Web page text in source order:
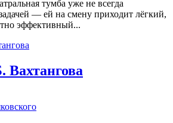
тумба уже не всегда
— ей на смену приходит лёгкий,
эффективный...
Вахтангова